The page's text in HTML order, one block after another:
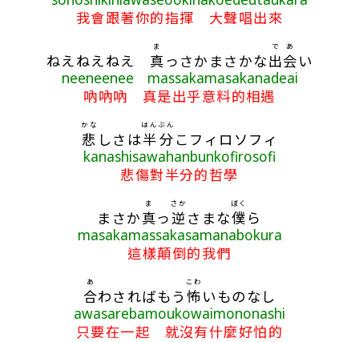
我會跟著你的指揮 大聲唱出來
ねえねえねえ 真
ま
っさかまさかな出
で
会
あ
い
neeneenee massakamasakanadeai
吶吶吶 真是出乎意料的相遇
悲
かな
しさは半
はん
分
ぶん
こフィロソフィ
kanashisawahanbunkofirosofi
悲傷對半分的哲學
まさか真
ま
っ逆
さか
さまな僕
ぼく
ら
masakamassakasamanabokura
這樣顛倒的我們
合
あ
わさればもう 怖
こわ
いものなし
awasarebamoukowaimononashi
只要在一起 就沒有什麼好怕的